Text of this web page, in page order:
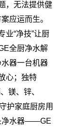
，无法提供健
应运而生。
业“净技”让厨
全厨净水解
器一台机器
心；独特
镁、锌、
护家庭厨房用
净水器——GE